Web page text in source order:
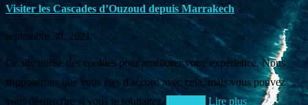
Visiter les Cascades d’Ouzoud depuis Marrakech
septembre 30, 2021
Ce site utilise des cookies pour améliorer votre expérience. Nous
supposerons que vous êtes d'accord avec cela, mais vous pouvez
vous désinscrire si vous le souhaitez.
Lire plus